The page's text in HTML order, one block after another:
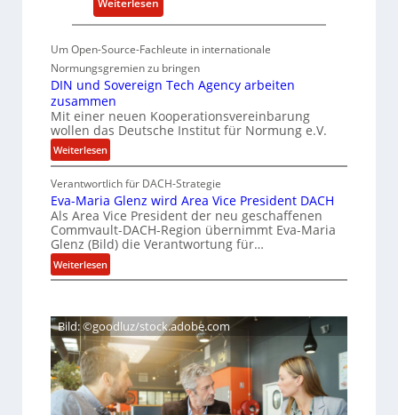
t
f
ü
r
S
f
a
r
e
u
n
F
a
u
h
o
e
r
-
I
n
t
t
u
t
e
e
Um Open-Source-Fachleute in internationale
Normungsgremien zu bringen
DIN und Sovereign Tech Agency arbeiten
zusammen
Mit einer neuen Kooperationsvereinbarung
wollen das Deutsche Institut für Normung e.V.
Weiterlesen:
D
I
N
u
n
d
S
o
e
r
e
g
n
Verantwortlich für DACH-Strategie
Eva-Maria Glenz wird Area Vice President DACH
Als Area Vice President der neu geschaffenen
Commvault-DACH-Region übernimmt Eva-Maria
Glenz (Bild) die Verantwortung für…
Weiterlesen:
E
a
-
M
r
i
Bild: ©goodluz/stock.adobe.com